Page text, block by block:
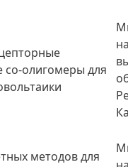
олигомеры для
методов для